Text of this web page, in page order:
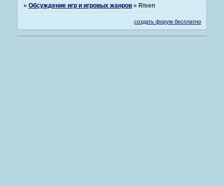
» Обсуждение игр и игровых жанров » Risen
создать форум бесплатно